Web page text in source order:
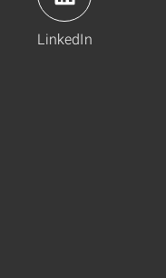
LinkedIn